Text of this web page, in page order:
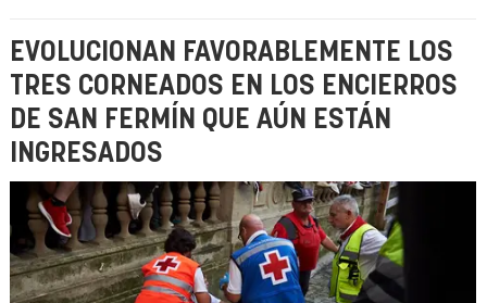
EVOLUCIONAN FAVORABLEMENTE LOS
TRES CORNEADOS EN LOS ENCIERROS
DE SAN FERMÍN QUE AÚN ESTÁN
INGRESADOS